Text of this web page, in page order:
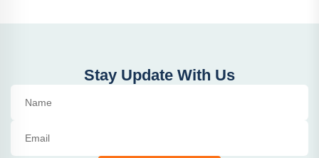
Stay Update With Us